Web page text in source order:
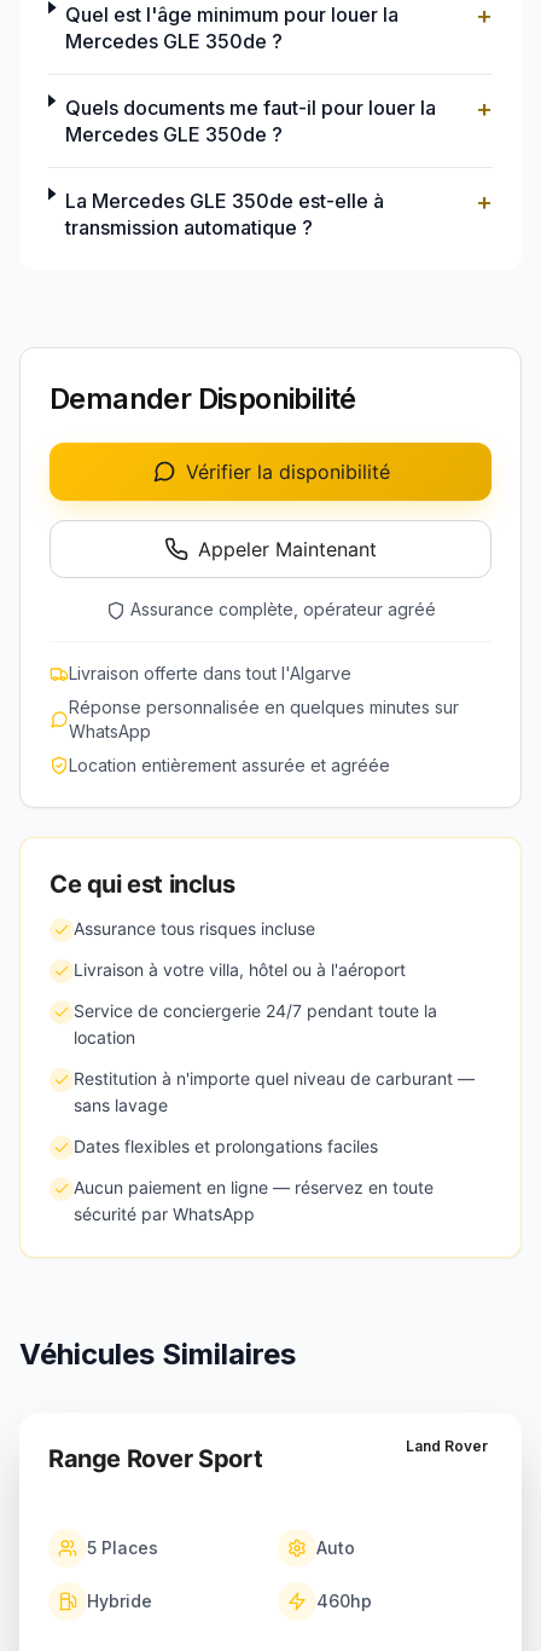
Quel est l'âge minimum pour louer la
Mercedes GLE 350de ?
+
Quels documents me faut-il pour louer la
Mercedes GLE 350de ?
+
La Mercedes GLE 350de est-elle à
transmission automatique ?
+
Demander Disponibilité
Vérifier la disponibilité
Appeler Maintenant
Assurance complète, opérateur agréé
Livraison offerte dans tout l'Algarve
Réponse personnalisée en quelques minutes sur
WhatsApp
Location entièrement assurée et agréée
Ce qui est inclus
Assurance tous risques incluse
Livraison à votre villa, hôtel ou à l'aéroport
Service de conciergerie 24/7 pendant toute la
location
Restitution à n'importe quel niveau de carburant —
sans lavage
Dates flexibles et prolongations faciles
Aucun paiement en ligne — réservez en toute
sécurité par WhatsApp
Véhicules Similaires
Land Rover
Range Rover Sport
5 Places Auto
Hybride 460hp